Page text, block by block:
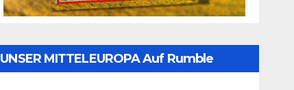
UNSER MITTELEUROPA Auf Rumble